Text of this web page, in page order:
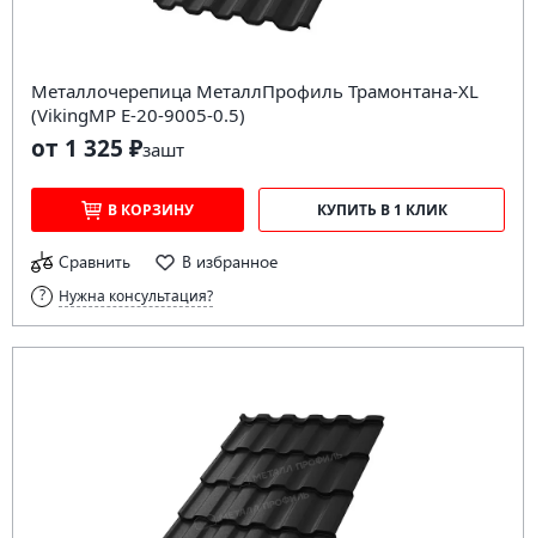
Металлочерепица МеталлПрофиль Трамонтана-XL
(VikingMP E-20-9005-0.5)
от 1 325 ₽зашт
В КОРЗИНУ КУПИТЬ В 1 КЛИК
Сравнить В избранное
Нужна консультация?